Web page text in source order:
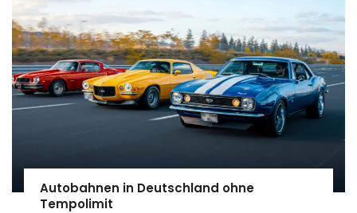
Autobahnen in Deutschland ohne
Tempolimit